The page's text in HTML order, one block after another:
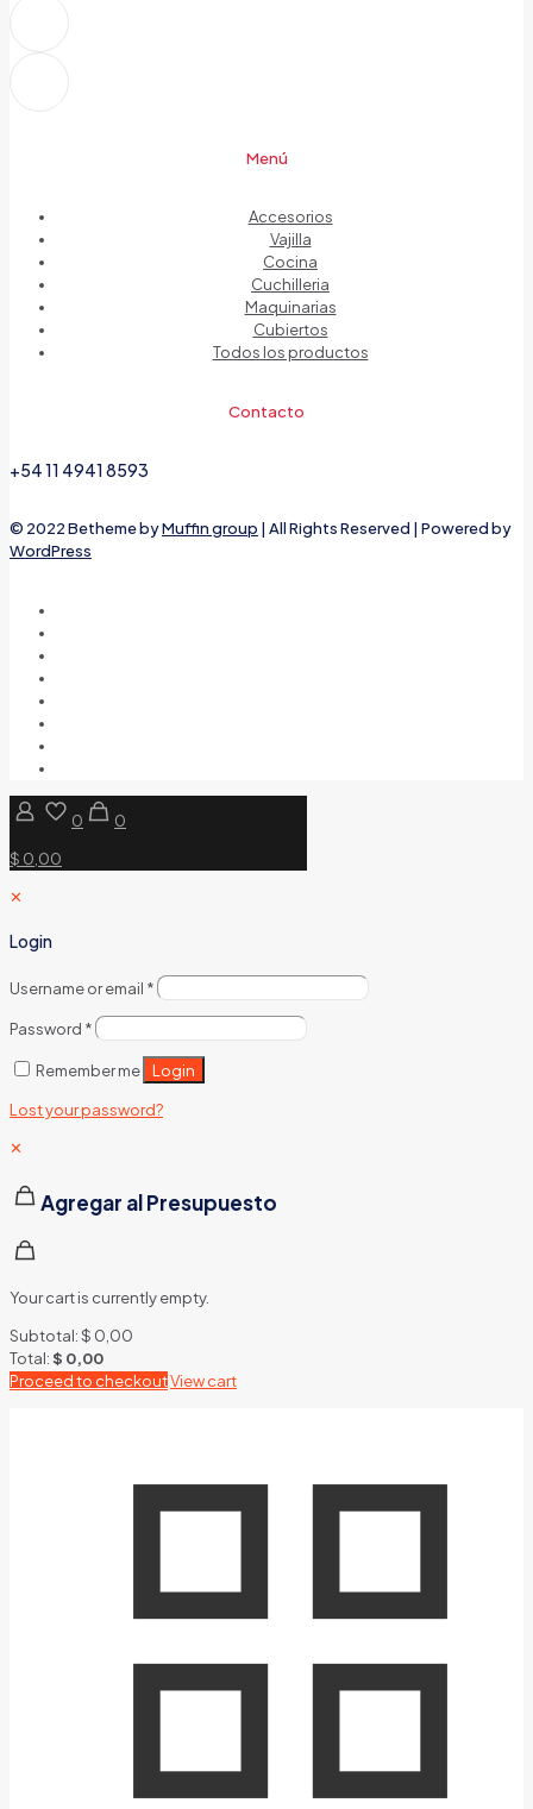
Menú
Accesorios
Vajilla
Cocina
Cuchilleria
Maquinarias
Cubiertos
Todos los productos
Contacto
+54 11 4941 8593
© 2022 Betheme byMuffin group | All Rights Reserved | Powered by
WordPress
0
0
$ 0,00
✕
Login
Username or email *
Password *
Remember me Login
Lost your password?
✕
Agregar al Presupuesto
Your cart is currently empty.
Subtotal:$ 0,00
Total:$ 0,00
Proceed to checkoutView cart